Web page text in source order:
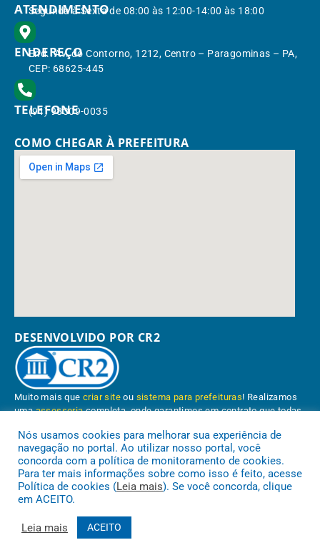
ATENDIMENTO
Segunda à Sexta de 08:00 às 12:00-14:00 às 18:00
ENDEREÇO
End.: Av. do Contorno, 1212, Centro – Paragominas – PA,
CEP: 68625-445
TELEFONE
(91) 98309-0035
COMO CHEGAR À PREFEITURA
DESENVOLVIDO POR CR2
Muito mais quecriar site ou sistema para prefeituras! Realizamos
umaassessoriacompleta, onde garantimos em contrato que todas
Conheça oPNTP e oRadar da Transparência Pública
Nós usamos cookies para melhorar sua experiência de
navegação no portal. Ao utilizar nosso portal, você
concorda com a política de monitoramento de cookies.
Para ter mais informações sobre como isso é feito, acesse
Política de cookies (Leia mais). Se você concorda, clique
em ACEITO.
Leia mais ACEITO